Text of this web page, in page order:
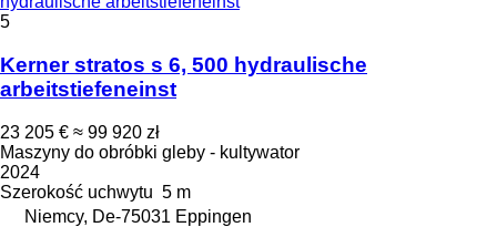
5
Kerner stratos s 6, 500 hydraulische
arbeitstiefeneinst
23 205 € ≈ 99 920 zł
Maszyny do obróbki gleby - kultywator
2024
Szerokość uchwytu 5 m
Niemcy, De-75031 Eppingen